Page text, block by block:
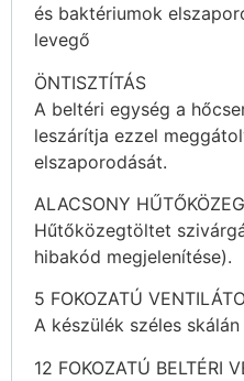
és baktériumok
levegő
ÖNTISZTÍTÁS
A beltéri egység a
leszárítja ezzel
elszaporodását.
ALACSONY
Hűtőközegtöltet
hibakód megjelenítése).
5 FOKOZATÚ
A készülék széles
12 FOKOZATÚ BELTÉRI